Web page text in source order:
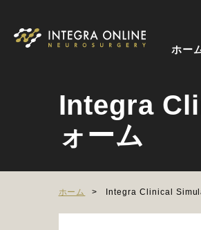
ホー
Integra
ォーム
ホーム Integra Clinical